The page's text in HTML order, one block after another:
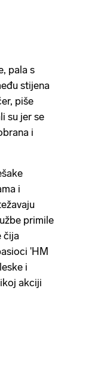
pala s
stijena
piše
su jer se
i
i
primile
čija
'HM
i
akciji